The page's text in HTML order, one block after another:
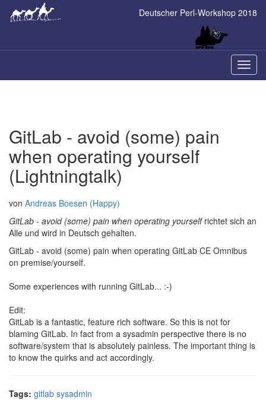
Deutscher Perl-Workshop 2018
ein-/
GitLab - avoid (some) pain
when operating yourself
(Lightningtalk)
von Andreas Boesen (‎Happy‎)
GitLab - avoid (some) pain when operating yourselfrichtet sich an
Alle und wird in Deutsch gehalten.
GitLab - avoid (some) pain when operating GitLab CE Omnibus
on premise/yourself.
Some experiences with running GitLab... :-)
Edit:
GitLab is a fantastic, feature rich software. So this is not for
blaming GitLab. In fact from a sysadmin perspective there is no
software/system that is absolutely painless. The important thing is
to know the quirks and act accordingly.
Tags: gitlab sysadmin